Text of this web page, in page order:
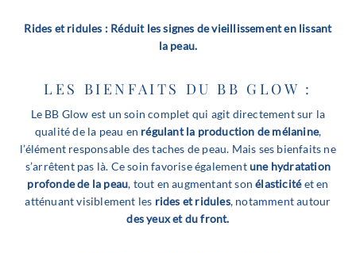
Rides et ridules : Réduit les signes de vieillissement en lissant
la peau.
LES BIENFAITS DU BB GLOW :
Le BB Glow est un soin complet qui agit directement sur la
qualité de la peau en régulant la production de mélanine,
l’élément responsable des taches de peau. Mais ses bienfaits ne
s’arrêtent pas là. Ce soin favorise égalementune hydratation
profonde de la peau, tout en augmentant sonélasticitéet en
atténuant visiblement les rides et ridules, notamment autour
des yeux et du front.